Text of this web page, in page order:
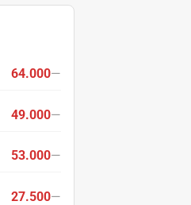
64.000—
49.000—
53.000—
27.500—